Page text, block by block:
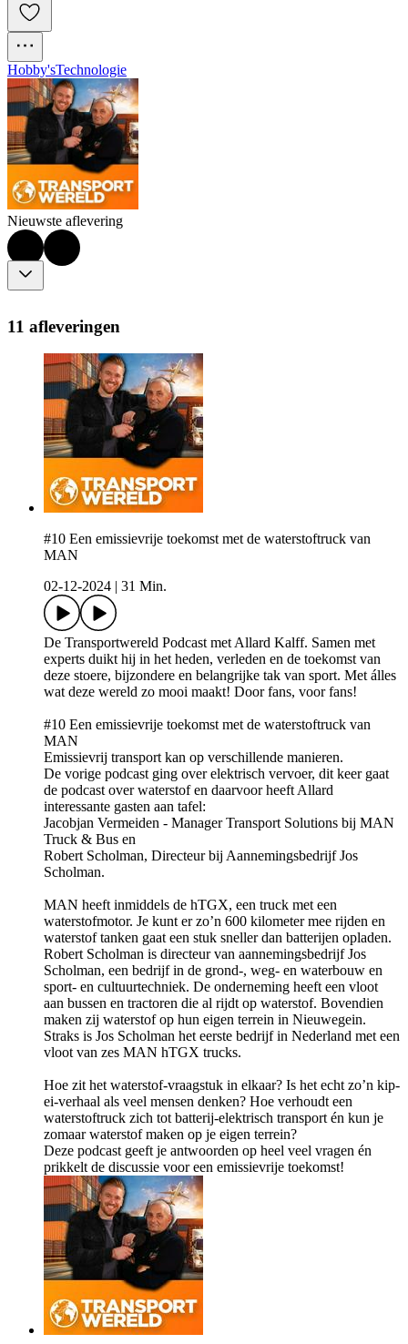
Hobby'sTechnologie
Nieuwste aflevering
11 afleveringen
#10 Een emissievrije toekomst met de waterstoftruck van
MAN
02-12-2024
31 Min.
De Transportwereld Podcast met Allard Kalff. Samen met
experts duikt hij in het heden, verleden en de toekomst van
deze stoere, bijzondere en belangrijke tak van sport. Met álles
wat deze wereld zo mooi maakt! Door fans, voor fans!
#10 Een emissievrije toekomst met de waterstoftruck van
MAN
Emissievrij transport kan op verschillende manieren.
De vorige podcast ging over elektrisch vervoer, dit keer gaat
de podcast over waterstof en daarvoor heeft Allard
interessante gasten aan tafel:
Jacobjan Vermeiden - Manager Transport Solutions bij MAN
Truck & Bus en
Robert Scholman, Directeur bij Aannemingsbedrijf Jos
Scholman.
MAN heeft inmiddels de hTGX, een truck met een
waterstofmotor. Je kunt er zo’n 600 kilometer mee rijden en
waterstof tanken gaat een stuk sneller dan batterijen opladen.
Robert Scholman is directeur van aannemingsbedrijf Jos
Scholman, een bedrijf in de grond-, weg- en waterbouw en
sport- en cultuurtechniek. De onderneming heeft een vloot
aan bussen en tractoren die al rijdt op waterstof. Bovendien
maken zij waterstof op hun eigen terrein in Nieuwegein.
Straks is Jos Scholman het eerste bedrijf in Nederland met een
vloot van zes MAN hTGX trucks.
Hoe zit het waterstof-vraagstuk in elkaar? Is het echt zo’n kip-
ei-verhaal als veel mensen denken? Hoe verhoudt een
waterstoftruck zich tot batterij-elektrisch transport én kun je
zomaar waterstof maken op je eigen terrein?
Deze podcast geeft je antwoorden op heel veel vragen én
prikkelt de discussie voor een emissievrije toekomst!